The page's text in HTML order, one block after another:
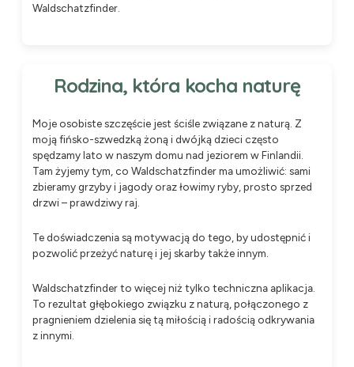
Waldschatzfinder.
Rodzina, która kocha naturę
Moje osobiste szczęście jest ściśle związane z naturą. Z
moją fińsko-szwedzką żoną i dwójką dzieci często
spędzamy lato w naszym domu nad jeziorem w Finlandii.
Tam żyjemy tym, co Waldschatzfinder ma umożliwić: sami
zbieramy grzyby i jagody oraz łowimy ryby, prosto sprzed
drzwi – prawdziwy raj.
Te doświadczenia są motywacją do tego, by udostępnić i
pozwolić przeżyć naturę i jej skarby także innym.
Waldschatzfinder to więcej niż tylko techniczna aplikacja.
To rezultat głębokiego związku z naturą, połączonego z
pragnieniem dzielenia się tą miłością i radością odkrywania
z innymi.